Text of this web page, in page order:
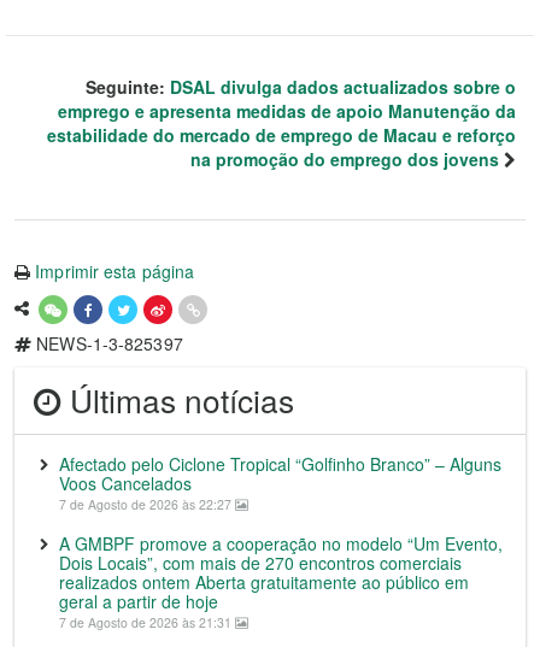
Seguinte: DSAL divulga dados actualizados sobre o
emprego e apresenta medidas de apoio Manutenção da
estabilidade do mercado de emprego de Macau e reforço
na promoção do emprego dos jovens
Imprimir esta página
NEWS-1-3-825397
Últimas notícias
Afectado pelo Ciclone Tropical “Golfinho Branco” – Alguns
Voos Cancelados
7 de Agosto de 2026 às 22:27
A GMBPF promove a cooperação no modelo “Um Evento,
Dois Locais”, com mais de 270 encontros comerciais
realizados ontem Aberta gratuitamente ao público em
geral a partir de hoje
7 de Agosto de 2026 às 21:31